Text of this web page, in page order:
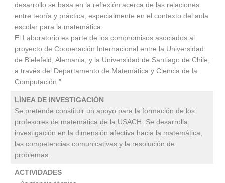
desarrollo se basa en la reflexión acerca de las relaciones
entre teoría y práctica, especialmente en el contexto del aula
escolar para la matemática.
El Laboratorio es parte de los compromisos asociados al
proyecto de Cooperación Internacional entre la Universidad
de Bielefeld, Alemania, y la Universidad de Santiago de Chile,
a través del Departamento de Matemática y Ciencia de la
Computación.”
LÍNEA DE INVESTIGACIÓN
Se pretende constituir un apoyo para la formación de los
profesores de matemática de la USACH. Se desarrolla
investigación en la dimensión afectiva hacia la matemática,
las competencias comunicativas y la resolución de
problemas.
ACTIVIDADES